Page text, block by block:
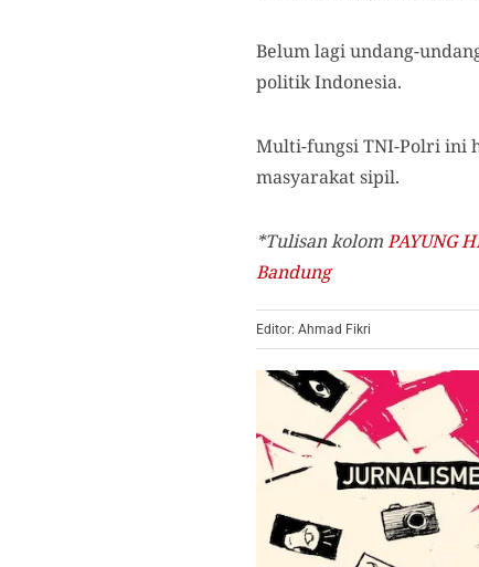
Belum lagi undang-
politik Indonesia.
Multi-fungsi TNI-Polri ini
masyarakat sipil.
*Tulisan kolomPAYUNG
Bandung
Editor: Ahmad Fikri